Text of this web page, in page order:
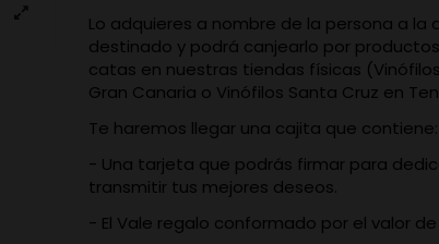
Lo adquieres a nombre de la persona a la
destinado y podrá canjearlo por
catas en nuestras tiendas físicas
Gran Canaria o Vinófilos Santa Cruz en
Te haremos llegar una cajita que contiene:
- Una tarjeta que podrás firmar para
transmitir tus mejores deseos.
- El Vale regalo conformado por el valor